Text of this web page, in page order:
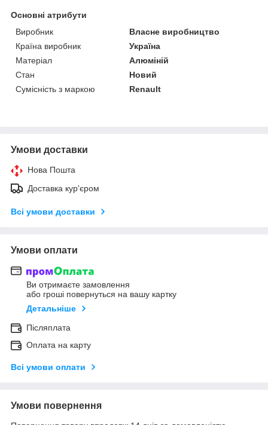
Основні атрибути
Виробник
Власне виробництво
Країна виробник
Україна
Матеріал
Алюміній
Стан
Новий
Сумісність з маркою
Renault
Умови доставки
Нова Пошта
Доставка кур'єром
Всі умови доставки
Умови оплати
Ви отримаєте замовлення
або гроші повернуться на вашу картку
Детальніше
Післяплата
Оплата на карту
Всі умови оплати
Умови повернення